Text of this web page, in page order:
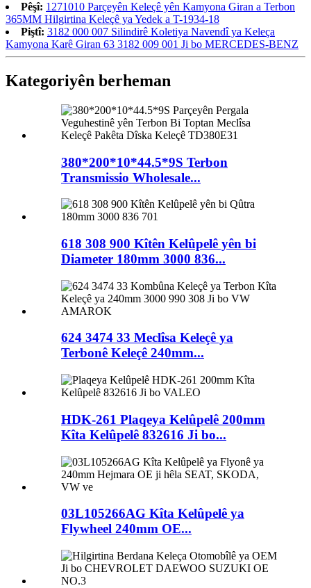
Pêşî: 1271010 Parçeyên Keleçê yên Kamyona Giran a Terbon
365MM Hilgirtina Keleçê ya Yedek a T-1934-18
Piştî: 3182 000 007 Silindirê Koletiya Navendî ya Keleça
Kamyona Karê Giran 63 3182 009 001 Ji bo MERCEDES-BENZ
Kategoriyên berheman
380*200*10*44.5*9S Terbon
Transmissio Wholesale...
618 308 900 Kîtên Kelûpelê yên bi
Diameter 180mm 3000 836...
624 3474 33 Meclîsa Keleçê ya
Terbonê Keleçê 240mm...
HDK-261 Plaqeya Kelûpelê 200mm
Kîta Kelûpelê 832616 Ji bo...
03L105266AG Kîta Kelûpelê ya
Flywheel 240mm OE...